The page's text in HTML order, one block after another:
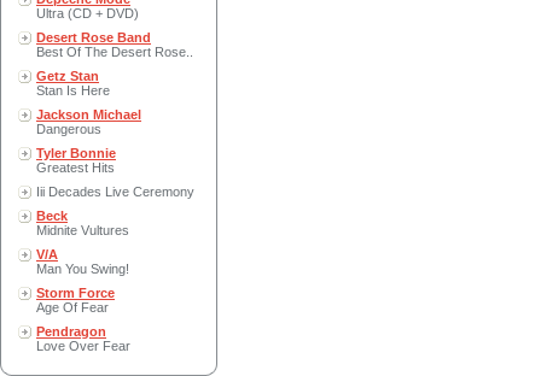
Ultra (CD + DVD)
Desert Rose Band
Best Of The Desert Rose..
Getz Stan
Stan Is Here
Jackson Michael
Dangerous
Tyler Bonnie
Greatest Hits
Iii Decades Live Ceremony
Beck
Midnite Vultures
V/A
Man You Swing!
Storm Force
Age Of Fear
Pendragon
Love Over Fear